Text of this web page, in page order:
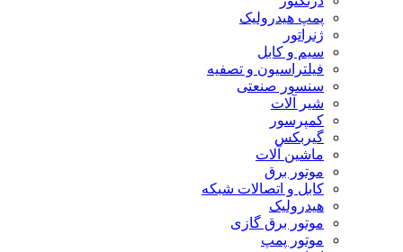
پمپ هیدرولیک
ژنراتور
سیم و کابل
فیلتراسیون و تصفیه
سنسور صنعتی
شیر آلات
کمپرسور
گیربکس
ماشین آلات
موتور برق
کابل و اتصالات شبکه
هیدرولیک
موتور برق گازی
موتور پمپ